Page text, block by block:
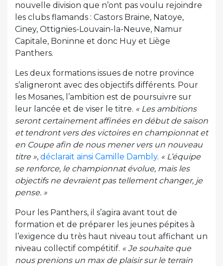
nouvelle division que n’ont pas voulu rejoindre
les clubs flamands : Castors Braine, Natoye,
Ciney, Ottignies-Louvain-la-Neuve, Namur
Capitale, Boninne et donc Huy et Liège
Panthers.
Les deux formations issues de notre province
s’aligneront avec des objectifs différents. Pour
les Mosanes, l’ambition est de poursuivre sur
leur lancée et de viser le titre. « Les ambitions
seront certainement affinées en début de saison
et tendront vers des victoires en championnat et
en Coupe afin de nous mener vers un nouveau
titre », déclarait ainsi Camille Dambly. « L’équipe
se renforce, le championnat évolue, mais les
objectifs ne devraient pas tellement changer, je
pense. »
Pour les Panthers, il s’agira avant tout de
formation et de préparer les jeunes pépites à
l’exigence du très haut niveau tout affichant un
niveau collectif compétitif. « Je souhaite que
nous prenions un max de plaisir sur le terrain